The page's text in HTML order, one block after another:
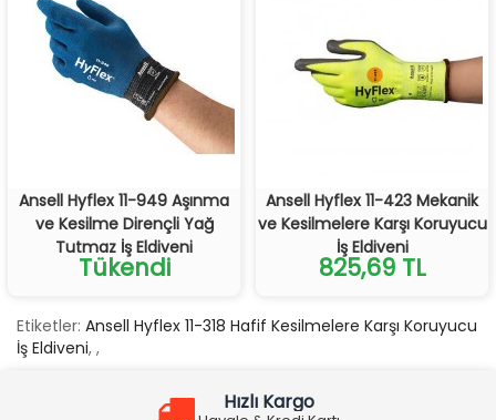
Ansell Hyflex 11-949 Aşınma
ve Kesilme Dirençli Yağ
Tutmaz İş Eldiveni
Tükendi
Ansell Hyflex 11-423 Mekanik
ve Kesilmelere Karşı Koruyucu
İş Eldiveni
825,69 TL
Etiketler: Ansell Hyflex 11-318 Hafif Kesilmelere Karşı Koruyucu
İş Eldiveni, ,
Hızlı Kargo